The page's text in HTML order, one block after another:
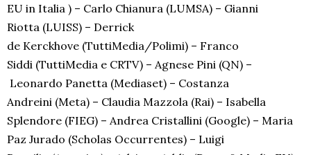
EU in Italia ) – Carlo Chianura (LUMSA) – Gianni
Riotta (LUISS) – Derrick
de Kerckhove (TuttiMedia/Polimi) – Franco
Siddi (TuttiMedia e CRTV) – Agnese Pini (QN) –
Leonardo Panetta (Mediaset) – Costanza
Andreini (Meta) – Claudia Mazzola (Rai) – Isabella
Splendore (FIEG) – Andrea Cristallini (Google) – Maria
Paz Jurado (Scholas Occurrentes) – Luigi